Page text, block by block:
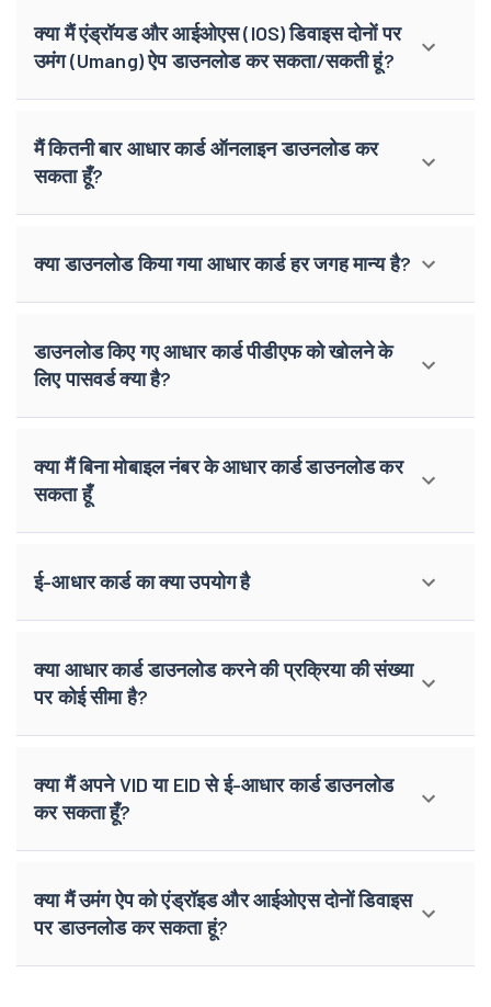
क्या मैं एंड्रॉयड और आईओएस (IOS) डिवाइस दोनों पर
उमंग (Umang) ऐप डाउनलोड कर सकता/सकती हूं?
मैं कितनी बार आधार कार्ड ऑनलाइन डाउनलोड कर
सकता हूँ?
क्या डाउनलोड किया गया आधार कार्ड हर जगह मान्य है?
डाउनलोड किए गए आधार कार्ड पीडीएफ को खोलने के
लिए पासवर्ड क्या है?
क्या मैं बिना मोबाइल नंबर के आधार कार्ड डाउनलोड कर
सकता हूँ
ई-आधार कार्ड का क्या उपयोग है
क्या आधार कार्ड डाउनलोड करने की प्रक्रिया की संख्या
पर कोई सीमा है?
क्या मैं अपने VID या EID से ई-आधार कार्ड डाउनलोड
कर सकता हूँ?
क्या मैं उमंग ऐप को एंड्रॉइड और आईओएस दोनों डिवाइस
पर डाउनलोड कर सकता हूं?